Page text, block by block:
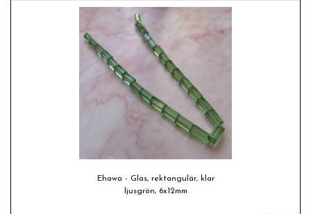
Ehawa - Glas, rektangulär, klar
ljusgrön, 6x12mm